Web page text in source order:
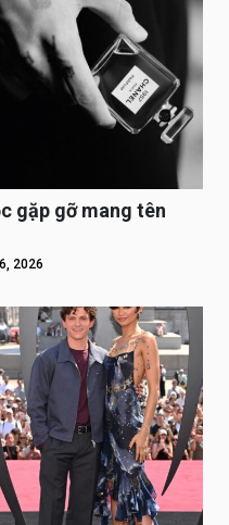
gặp gỡ mang tên
2026